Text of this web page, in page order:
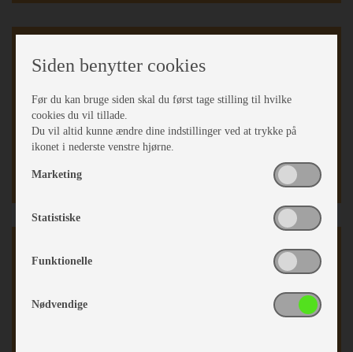
ATC (Aut. Trailer Ctrl.)
Stabilisator
Cykelstativ
Stor tagluge
Serviceklap
Køleskab
Siden benytter cookies
Før du kan bruge siden skal du først tage stilling til hvilke
cookies du vil tillade.
Du vil altid kunne ændre dine indstillinger ved at trykke på
ikonet i nederste venstre hjørne.
Marketing
Statistiske
Funktionelle
Nødvendige